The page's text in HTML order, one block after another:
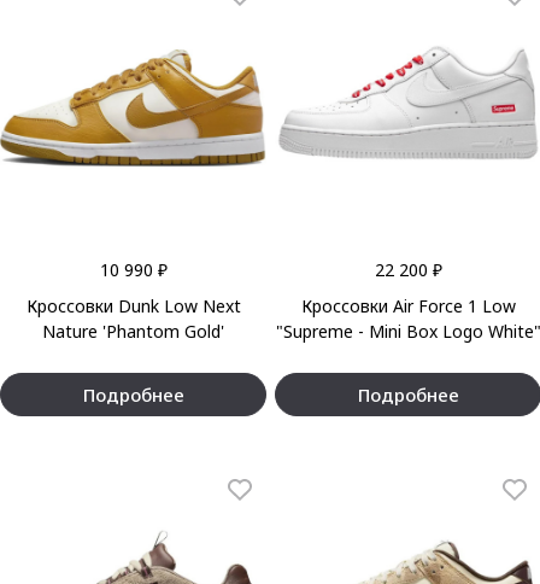
10 990 ₽
Кроссовки Dunk Low Next
Nature 'Phantom Gold'
Подробнее
22 200 ₽
Кроссовки Air Force 1 Low
"Supreme - Mini Box Logo White"
Подробнее